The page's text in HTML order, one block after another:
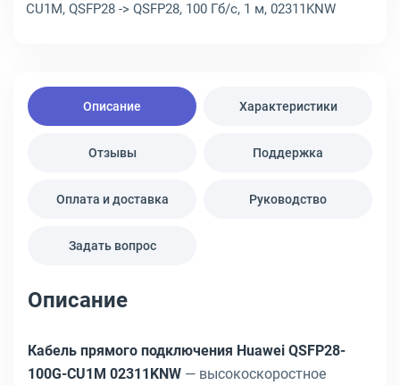
CU1M, QSFP28 -> QSFP28, 100 Гб/с, 1 м, 02311KNW
Описание Характеристики
Отзывы Поддержка
Оплата и доставка Руководство
Задать вопрос
Описание
Кабель прямого подключения Huawei QSFP28-
100G-CU1M 02311KNW — высокоскоростное